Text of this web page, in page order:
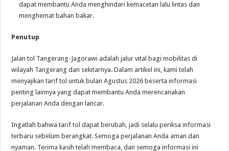
dapat membantu Anda menghindari kemacetan lalu lintas dan
menghemat bahan bakar.
Penutup
Jalan tol Tangerang-Jagorawi adalah jalur vital bagi mobilitas di
wilayah Tangerang dan sekitarnya. Dalam artikel ini, kami telah
menyajikan tarif tol untuk bulan Agustus 2026 beserta informasi
penting lainnya yang dapat membantu Anda merencanakan
perjalanan Anda dengan lancar.
Ingatlah bahwa tarif tol dapat berubah, jadi selalu periksa informasi
terbaru sebelum berangkat. Semoga perjalanan Anda aman dan
nyaman. Terima kasih telah membaca, dan semoga informasi ini